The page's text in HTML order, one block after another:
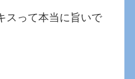
スって本当に旨いで